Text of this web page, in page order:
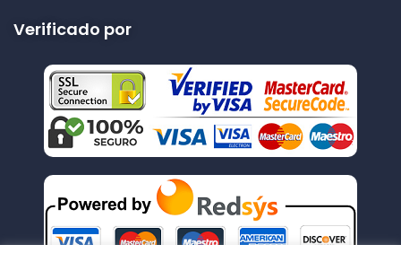
Verificado por